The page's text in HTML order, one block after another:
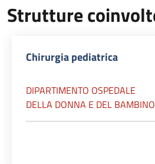
Strutture
Chirurgia pediatrica
DIPARTIMENTO OSPEDALE
DELLA DONNA E DEL BAMBINO